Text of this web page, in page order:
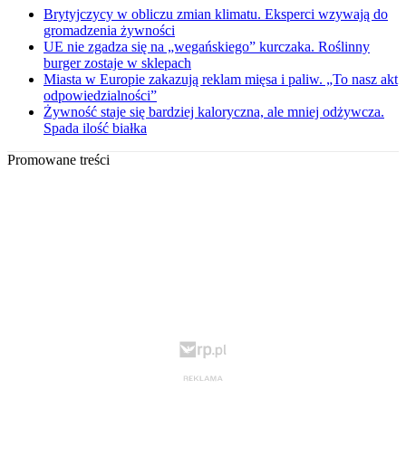
Brytyjczycy w obliczu zmian klimatu. Eksperci wzywają do
gromadzenia żywności
UE nie zgadza się na „wegańskiego” kurczaka. Roślinny
burger zostaje w sklepach
Miasta w Europie zakazują reklam mięsa i paliw. „To nasz akt
odpowiedzialności”
Żywność staje się bardziej kaloryczna, ale mniej odżywcza.
Spada ilość białka
Promowane treści